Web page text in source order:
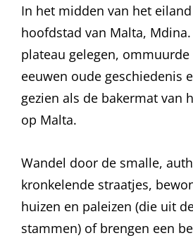
In het midden van het
hoofdstad van Malta, Mdina.
plateau gelegen,
eeuwen oude geschiedenis
gezien als de bakermat van
op Malta.
Wandel door de smalle,
kronkelende straatjes,
huizen en paleizen (die uit
stammen) of brengen een